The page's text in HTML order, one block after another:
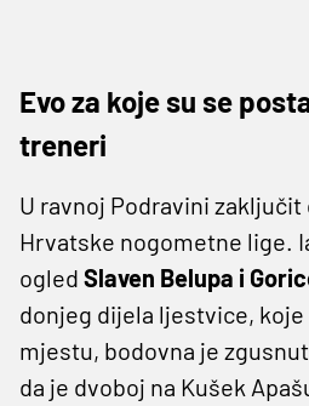
Evo za koje su se
treneri
U ravnoj Podravini zaključit
Hrvatske nogometne lige.
ogled Slaven Belupa i
donjeg dijela ljestvice, koje
mjestu, bodovna je
da je dvoboj na Kušek